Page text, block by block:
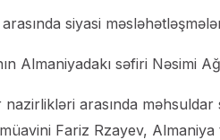
siyasi
səfiri Nəsimi
arasında məhsuldar
Fariz Rzayev,